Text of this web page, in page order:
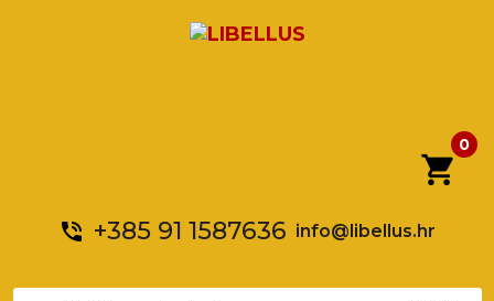
shopping_cart
0
phone_in_talk +385 91 1587636 info@libellus.hr